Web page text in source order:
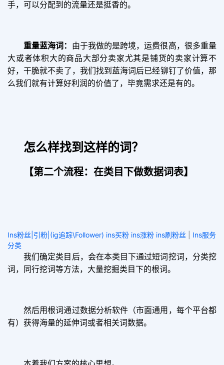
手，可以分配到的流量还是挺香的。
重量蓝海词： 由于我做的是跨境，运费很高，很多重量
大或者体积大的商品大部分卖家尤其是铺货的卖家计算不
好，干脆就不卖了，我们找到蓝海词后已经铆钉了价值，那
么我们就有计算好利润的价值了，毕竟需求还是有的。
怎么样找到这样的词？
【第二个流程：在类目下做数据词表】
Ins粉丝|引粉|(ig追踪\Follower) ins买粉 ins涨粉 ins刷粉丝
Ins服务
分类
我们确定类目后，会在本类目下通过短词挖词，分类挖
词，同行挖词等方法，大量挖掘类目下的根词。
然后用根词通过数据分析软件（市面通用，每个平台都
有）获得海量的延伸词或者相关词数据。